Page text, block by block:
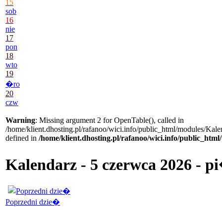
15
sob
16
nie
17
pon
18
wto
19
�ro
20
czw
Warning: Missing argument 2 for OpenTable(), called in
/home/klient.dhosting.pl/rafanoo/wici.info/public_html/modules/
defined in /home/klient.dhosting.pl/rafanoo/wici.info/
Kalendarz - 5 czerwca 2026 -
Poprzedni dzie�